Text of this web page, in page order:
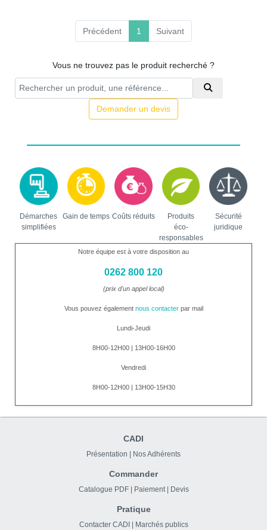
Précédent 1 (current)
Suivant
Vous ne trouvez pas le produit recherché ?
Demander un devis
Démarches
simplifiées
Gain de temps Coûts réduits
Produits
éco-
responsables
Sécurité
juridique
Notre équipe est à votre disposition au
0262 800 120
(prix d'un appel local)
Vous pouvez également nous contacterpar mail
Lundi-Jeudi
8H00-12H00 | 13H00-16H00
Vendredi
8H00-12H00 | 13H00-15H30
CADI
Présentation Nos Adhérents
Commander
Catalogue PDF Paiement Devis
Pratique
Contacter CADI Marchés publics